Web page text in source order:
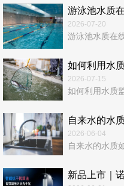
键指标。传统
琐、耗时长、
线、连续、无
监测...
游泳池水质
2026-07-20
游泳池水质在
如何利用水
2026-07-15
如何利用水质
自来水的水
2026-06-04
自来水的水质
新品上市｜